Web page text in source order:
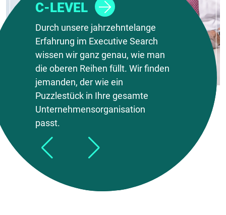
AUFSICHTSRÄTE UND
BEIRÄTE
Wir haben bereits zahlreichen
Unternehmen zu neuen,
qualifizierten
Aufsichtsratsmitglieder:innen
oder Beirät:innen verholfen.
C-LEVEL
Durch unsere jahrzehntelange
Erfahrung im Executive Search
wissen wir ganz genau, wie man
die oberen Reihen füllt. Wir finden
jemanden, der wie ein
Puzzlestück in Ihre gesamte
Unternehmensorganisation
passt.